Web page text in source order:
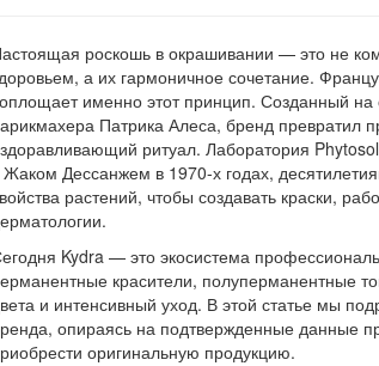
роскошь в окрашивании — это не
а их гармоничное сочетание.
именно этот принцип. Созданный
Патрика Алеса, бренд превратил
ритуал. Лаборатория
Жаком Дессанжем в 1970-х годах,
растений, чтобы создавать краски,
Kydra — это экосистема
красители, полуперманентные
и интенсивный уход. В этой статье мы
опираясь на подтвержденные данные
оригинальную продукцию.